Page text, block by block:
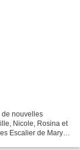
de nouvelles
Nicole, Rosina et